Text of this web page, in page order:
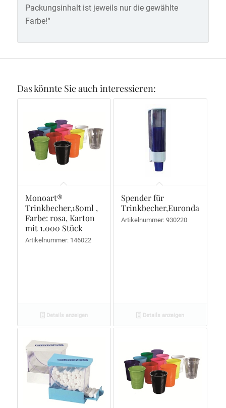
Packungsinhalt ist jeweils nur die gewählte
Farbe!“
Das könnte Sie auch interessieren:
Monoart®
Trinkbecher,180ml ,
Farbe: rosa, Karton
mit 1.000 Stück
Artikelnummer: 146022
Details anzeigen
Spender für
Artikelnummer: 930220
Details anzeigen